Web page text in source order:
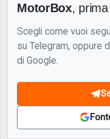
MotorBox,
Scegli come vuoi
su Telegram, oppure
di Google.